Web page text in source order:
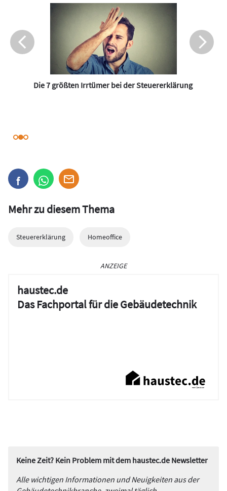
Die 7 größten Irrtümer bei der Steuererklärung
Mehr zu diesem Thema
Steuererklärung Homeoffice
ANZEIGE
haustec.de
Das Fachportal für die Gebäudetechnik
Keine Zeit? Kein Problem mit dem haustec.de Newsletter
Alle wichtigen Informationen und Neuigkeiten aus der